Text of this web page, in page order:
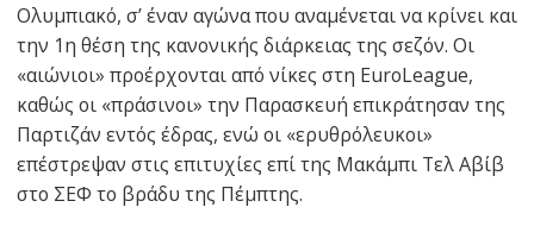
Ολυμπιακό, σ’ έναν αγώνα που αναμένεται να κρίνει και
την 1η θέση της κανονικής διάρκειας της σεζόν. Οι
«αιώνιοι» προέρχονται από νίκες στη EuroLeague,
καθώς οι «πράσινοι» την Παρασκευή επικράτησαν της
Παρτιζάν εντός έδρας, ενώ οι «ερυθρόλευκοι»
επέστρεψαν στις επιτυχίες επί της Μακάμπι Τελ Αβίβ
στο ΣΕΦ το βράδυ της Πέμπτης.